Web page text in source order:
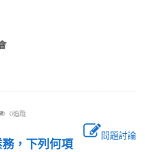
0追蹤
問題討論
，下列何項